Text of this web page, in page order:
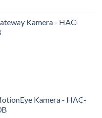
Kamera - HAC-
Kamera - HAC-